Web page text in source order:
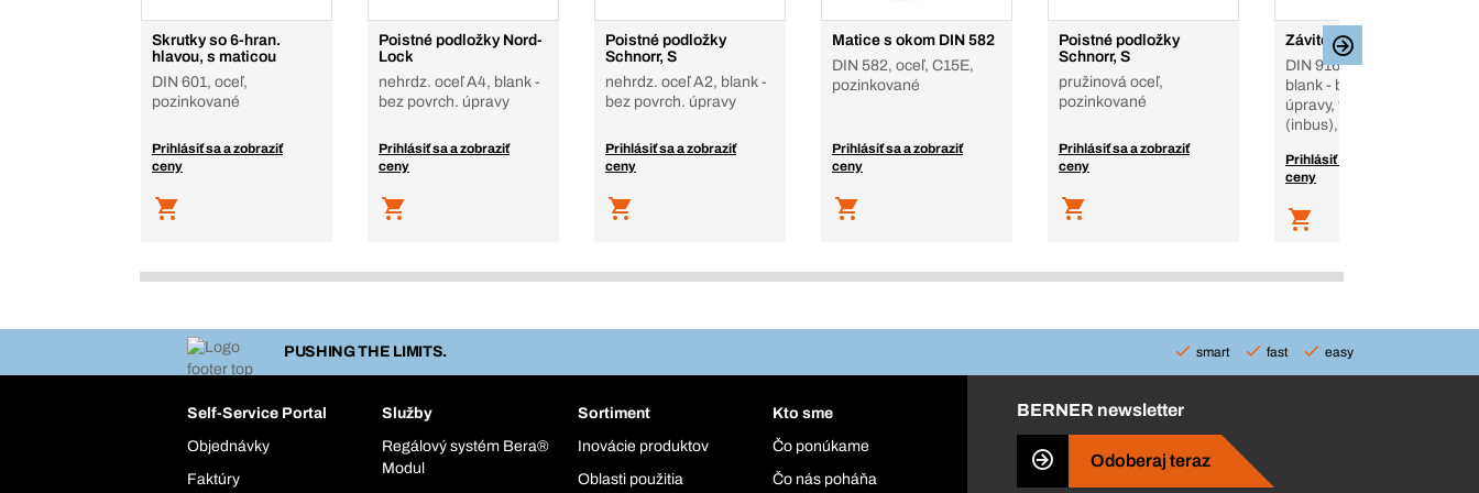
Skrutky so 6-hran.
hlavou, s maticou
DIN 601, oceľ,
pozinkované
Prihlásiť sa a zobraziť
ceny
Poistné podložky Nord-
Lock
nehrdz. oceľ A4, blank -
bez povrch. úpravy
Prihlásiť sa a zobraziť
ceny
Poistné podložky
Schnorr, S
nehrdz. oceľ A2, blank -
bez povrch. úpravy
Prihlásiť sa a zobraziť
ceny
Matice s okom DIN 582
DIN 582, oceľ, C15E,
pozinkované
Prihlásiť sa a zobraziť
ceny
Poistné podložky
Schnorr, S
pružinová oceľ,
pozinkované
Prihlásiť sa a zobraziť
ceny
Závitové kolíky
DIN 916, oceľ, 45H,
blank - bez povrch.
úpravy, vnút 6-hran
(inbus), oceľ 45H be
Prihlásiť sa a zobraziť
ceny
PUSHING THE LIMITS. smart fast easy
Self-Service Portal
Objednávky
Faktúry
Služby
Regálový systém Bera®
Modul
Sortiment
Inovácie produktov
Oblasti použitia
Kto sme
Čo ponúkame
Čo nás poháňa
BERNER newsletter
Odoberaj teraz